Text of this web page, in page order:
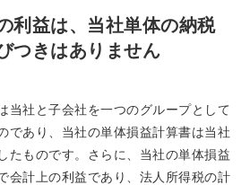
利益は、当社単体の納税
つきはありません
当社と子会社を一つのグループとして
であり、当社の単体損益計算書は当社
たものです。さらに、当社の単体損益
会計上の利益であり、法人所得税の計